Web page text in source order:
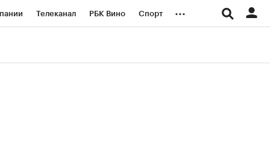
Телеканал РБК Вино Спорт ...